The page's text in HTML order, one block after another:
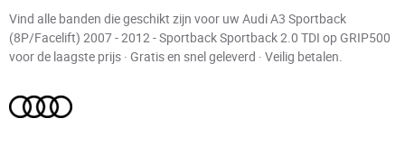
Vind alle banden die geschikt zijn voor uw Audi A3 Sportback
(8P/Facelift) 2007 - 2012 - Sportback Sportback 2.0 TDI op GRIP500
voor de laagste prijs · Gratis en snel geleverd · Veilig betalen.